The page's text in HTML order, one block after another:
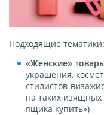
Подходящие тематики:
«Женские»
украшения,
стилистов-
на таких изящных
ящика купить»)